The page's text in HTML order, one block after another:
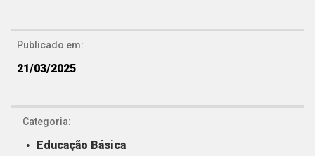
Publicado em:
21/03/2025
Categoria:
Educação Básica